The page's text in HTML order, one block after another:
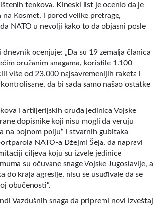
tenkova. Kineski list je ocenio da je
na Kosmet, i pored velike pretrage,
NATO u nevolji kako to da objasni posle
ocenjuje: „Da su 19 zemalja članica
oružanim snagama, koristile 1.100
više od 23.000 najsavremenijih raketa i
da bi sada samo našao ostatke
i artiljerijskih oruđa jedinica Vojske
dopisnike koji nisu mogli da veruju
na bojnom polju“ i stvarnih gubitaka
NATO-a Džejmi Šeja, da napravi
ciljeva koju su izvele jedinice
su očuvane snage Vojske Jugoslavije, a
do kraja agresije, nisu se usuđivale da se
obučenosti“.
Vazdušnih snaga da pripremi novi izveštaj